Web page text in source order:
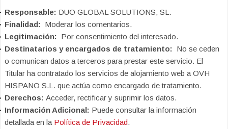
Responsable: DUO GLOBAL SOLUTIONS, SL.
Finalidad: Moderar los comentarios.
Legitimación: Por consentimiento del interesado.
Destinatarios y encargados de tratamiento: No se ceden
o comunican datos a terceros para prestar este servicio. El
Titular ha contratado los servicios de alojamiento web a OVH
HISPANO S.L. que actúa como encargado de tratamiento.
Derechos: Acceder, rectificar y suprimir los datos.
Información Adicional: Puede consultar la información
detallada en la Política de Privacidad.